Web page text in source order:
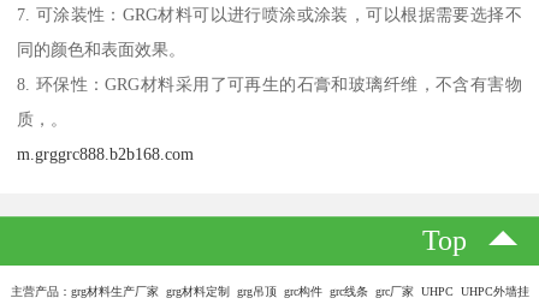
7. 可涂装性：GRG材料可以进行喷涂或涂装，可以根据需要选择不
同的颜色和表面效果。
8. 环保性：GRG材料采用了可再生的石膏和玻璃纤维，不含有害物
质，。
m.grggrc888.b2b168.com
Top
主营产品：grg材料生产厂家 grg材料定制 grg吊顶 grc构件 grc线条 grc厂家 UHPC UHPC外墙挂